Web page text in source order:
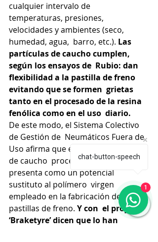
cualquier intervalo de
temperaturas, presiones,
velocidades y ambientes (seco,
humedad, agua,  barro, etc.). Las
partículas de caucho cumplen,
según los ensayos de  Rubio: dan
flexibilidad a la pastilla de freno
evitando que se formen  grietas
tanto en el procesado de la resina
fenólica como en el uso  diario.
De este modo, el Sistema Colectivo
de Gestión de  Neumáticos Fuera de
Uso afirma que el uso de partículas
de caucho  procedente de NFVU se
presenta como un potencial
sustituto al polímero  virgen
empleado en la fabricación de
pastillas de freno. Y con  el proyecto
‘Braketyre’ dicen que lo han
chat-button-speech
1